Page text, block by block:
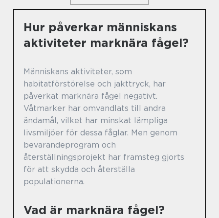
Hur påverkar människans
aktiviteter marknära fågel?
Människans aktiviteter, som
habitatförstörelse och jakttryck, har
påverkat marknära fågel negativt.
Våtmarker har omvandlats till andra
ändamål, vilket har minskat lämpliga
livsmiljöer för dessa fåglar. Men genom
bevarandeprogram och
återställningsprojekt har framsteg gjorts
för att skydda och återställa
populationerna.
Vad är marknära fågel?